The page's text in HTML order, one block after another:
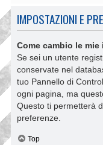
IMPOSTAZIONI E
Come cambio le
Se sei un utente
conservate nel
tuo Pannello di
ogni pagina, ma
Questo ti permetterà
preferenze.
Top